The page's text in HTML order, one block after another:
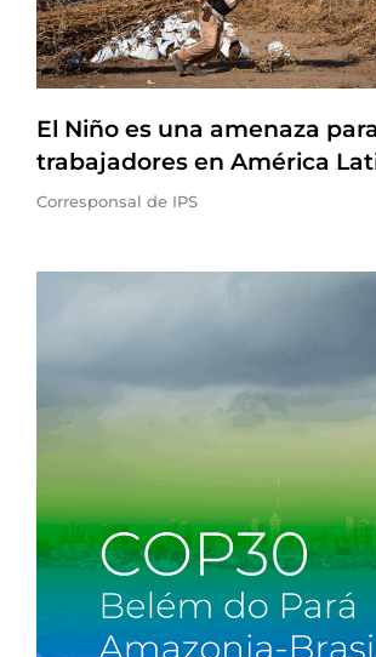
El Niño es una amenaza
trabajadores en América
Corresponsal de IPS